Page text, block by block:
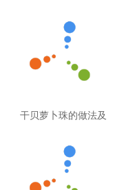
干贝萝卜珠的做法及